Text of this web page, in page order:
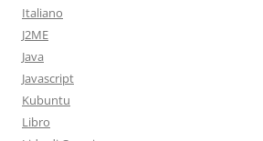
Italiano
J2ME
Java
Javascript
Kubuntu
Libro